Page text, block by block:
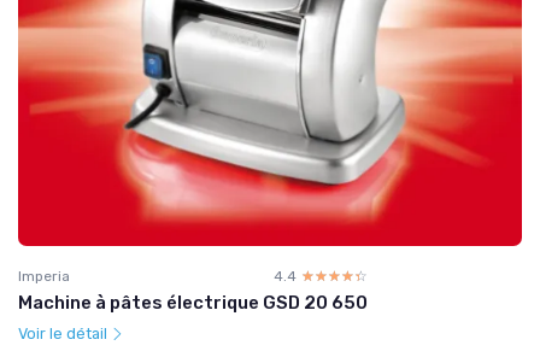
Imperia 4.4 ☆☆☆☆☆
★★★★★
Machine à pâtes électrique GSD 20 650
Voir le détail